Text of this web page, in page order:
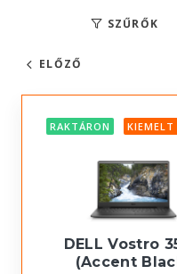
SZŰRŐK
ELŐZŐ
RAKTÁRON KIEMELT
DELL Vostro
(Accent